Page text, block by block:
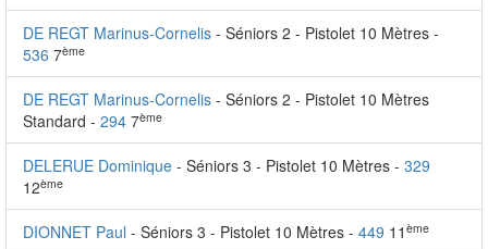
DE REGT Marinus-Cornelis - Séniors 2 - Pistolet 10 Mètres -
536 7ème
DE REGT Marinus-Cornelis - Séniors 2 - Pistolet 10 Mètres
Standard - 294 7ème
DELERUE Dominique - Séniors 3 - Pistolet 10 Mètres - 329
12ème
DIONNET Paul - Séniors 3 - Pistolet 10 Mètres - 449 11 ème